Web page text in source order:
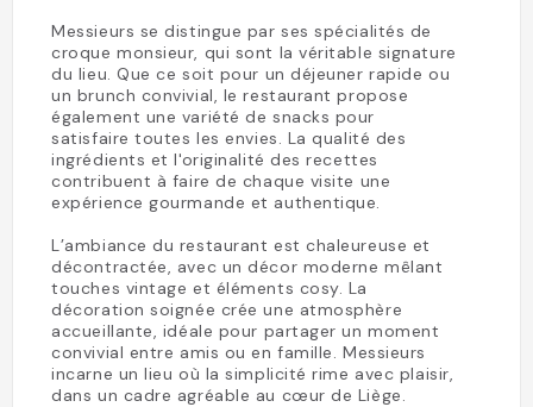
Messieurs se distingue par ses spécialités de
croque monsieur, qui sont la véritable signature
du lieu. Que ce soit pour un déjeuner rapide ou
un brunch convivial, le restaurant propose
également une variété de snacks pour
satisfaire toutes les envies. La qualité des
ingrédients et l'originalité des recettes
contribuent à faire de chaque visite une
expérience gourmande et authentique.
L’ambiance du restaurant est chaleureuse et
décontractée, avec un décor moderne mêlant
touches vintage et éléments cosy. La
décoration soignée crée une atmosphère
accueillante, idéale pour partager un moment
convivial entre amis ou en famille. Messieurs
incarne un lieu où la simplicité rime avec plaisir,
dans un cadre agréable au cœur de Liège.